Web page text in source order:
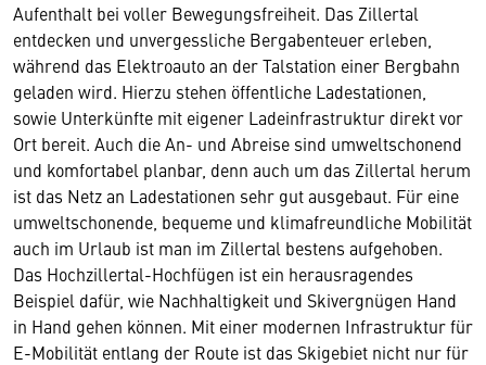
Aufenthalt bei voller Bewegungsfreiheit. Das Zillertal
entdecken und unvergessliche Bergabenteuer erleben,
während das Elektroauto an der Talstation einer Bergbahn
geladen wird. Hierzu stehen öffentliche Ladestationen,
sowie Unterkünfte mit eigener Ladeinfrastruktur direkt vor
Ort bereit. Auch die An- und Abreise sind umweltschonend
und komfortabel planbar, denn auch um das Zillertal herum
ist das Netz an Ladestationen sehr gut ausgebaut. Für eine
umweltschonende, bequeme und klimafreundliche Mobilität
auch im Urlaub ist man im Zillertal bestens aufgehoben.
Das Hochzillertal-Hochfügen ist ein herausragendes
Beispiel dafür, wie Nachhaltigkeit und Skivergnügen Hand
in Hand gehen können. Mit einer modernen Infrastruktur für
E-Mobilität entlang der Route ist das Skigebiet nicht nur für